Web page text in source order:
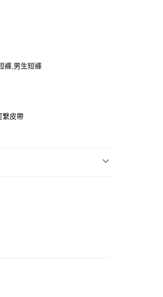
手續。
加上使用AFTEE可延長的天數所計
褲,男生短褲
繫皮帶